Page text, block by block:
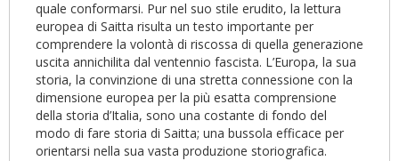
quale conformarsi. Pur nel suo stile erudito, la lettura
europea di Saitta risulta un testo importante per
comprendere la volontà di ri­scossa di quella generazione
uscita annichilita dal venten­nio fascista. L’Eu­ropa, la sua
sto­ria, la convinzione di una stretta connessione con la
dimensione euro­pea per la più esatta comprensione
della storia d’Ita­lia, sono una co­stante di fondo del
modo di fare storia di Saitta; una bus­sola efficace per
orientarsi nella sua vasta produzione storiografica.